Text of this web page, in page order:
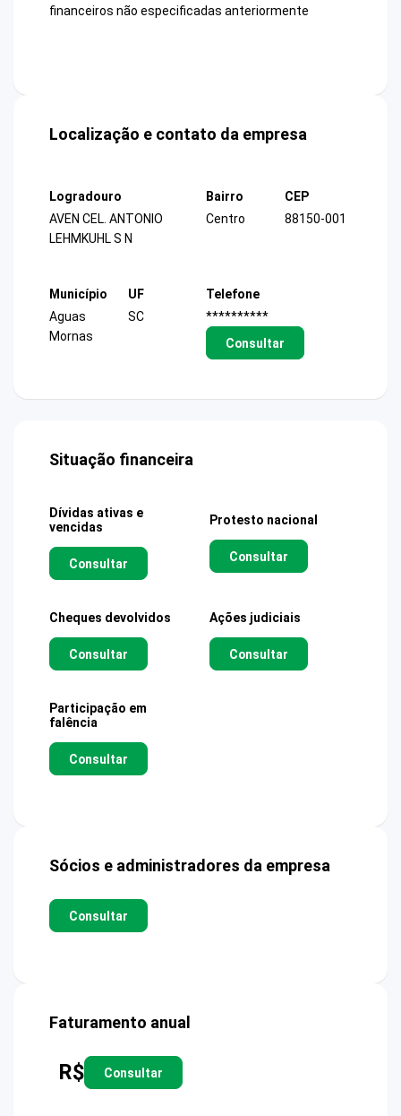
financeiros não especificadas anteriormente
Localização e contato da empresa
Logradouro
AVEN CEL. ANTONIO
LEHMKUHL S N
Bairro
Centro
CEP
88150-001
Município
Aguas
Mornas
UF
SC
Telefone
**********
Consultar
Situação financeira
Dívidas ativas e
vencidas
Consultar
Protesto nacional
Consultar
Cheques devolvidos
Consultar
Ações judiciais
Consultar
Participação em
falência
Consultar
Sócios e administradores da empresa
Consultar
Faturamento anual
R$ Consultar